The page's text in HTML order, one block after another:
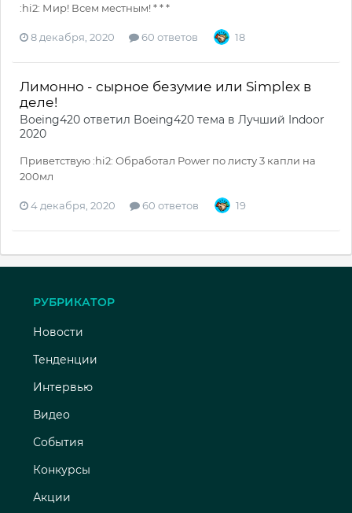
:hi2: Мир! Всем местным! * * *
8 декабря, 2020 60 ответов 18
Лимонно - сырное безумие или Simplex в
деле!
Boeing420 ответил Boeing420 тема в Лучший Indoor
2020
Приветствую :hi2: Обработал Power по листу 3 капли на
200мл
4 декабря, 2020 60 ответов 19
РУБРИКАТОР
Новости
Тенденции
Интервью
Видео
События
Конкурсы
Акции